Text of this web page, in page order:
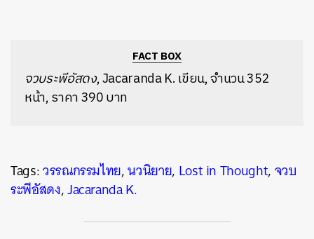
FACT BOX
จวบระพีอัสดง,Jacaranda K. เขียน, จำนวน 352
หน้า, ราคา 390 บาท
Tags:วรรณกรรมไทย,นวนิยาย, Lost in Thought,จวบ
ระพีอัสดง,Jacaranda K.